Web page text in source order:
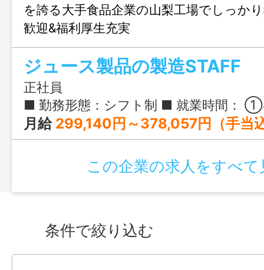
を誇る大手食品企業の山梨工場でしっか
歓迎&福利厚生充実
ジュース製品の製造STAFF
正社員
■ 勤務形態：シフト制 ■ 就業時間： ①8:15-17:00／②16:30-1:15／③0:30-9:15 ■ 実働時間：7時間45分 ※1週間ごとの交代勤務 ※勤務時間は週単位のシフトで変動 ※夏の繁忙期は
月給 299,140円～378,057円（手当
この企業の求人をすべて
条件で絞り込む